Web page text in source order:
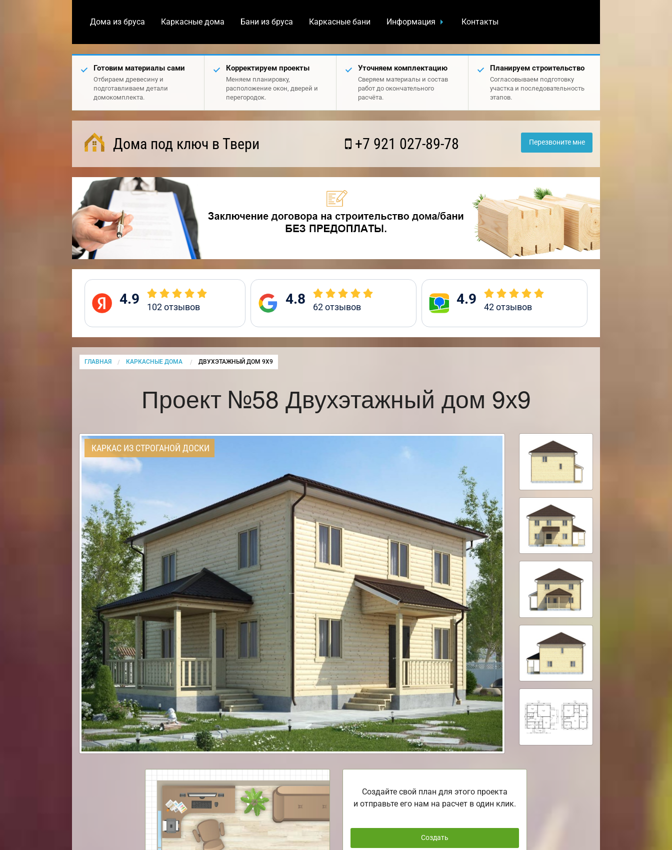
Дома из бруса Каркасные дома Бани из бруса Каркасные бани Информация Контакты
Готовим материалы сами
Отбираем древесину и
подготавливаем детали
домокомплекта.
Корректируем проекты
Меняем планировку,
расположение окон, дверей и
перегородок.
Уточняем комплектацию
Сверяем материалы и состав
работ до окончательного
расчёта.
Планируем строительство
Согласовываем подготовку
участка и последовательность
этапов.
Дома под ключ в Твери +7 921 027-89-78 Перезвоните мне
4.9 102отзывов 4.8 62отзывов 4.9 42отзывов
ГЛАВНАЯ КАРКАСНЫЕ ДОМА CURRENT:
ДВУХЭТАЖНЫЙ ДОМ 9Х9
Проект №58 Двухэтажный дом 9х9
КАРКАС ИЗ СТРОГАНОЙ ДОСКИ
Создайте свой план для этого проекта
и отправьте его нам на расчет в один клик.
Создать